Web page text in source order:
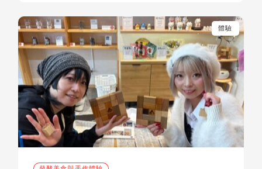
體驗